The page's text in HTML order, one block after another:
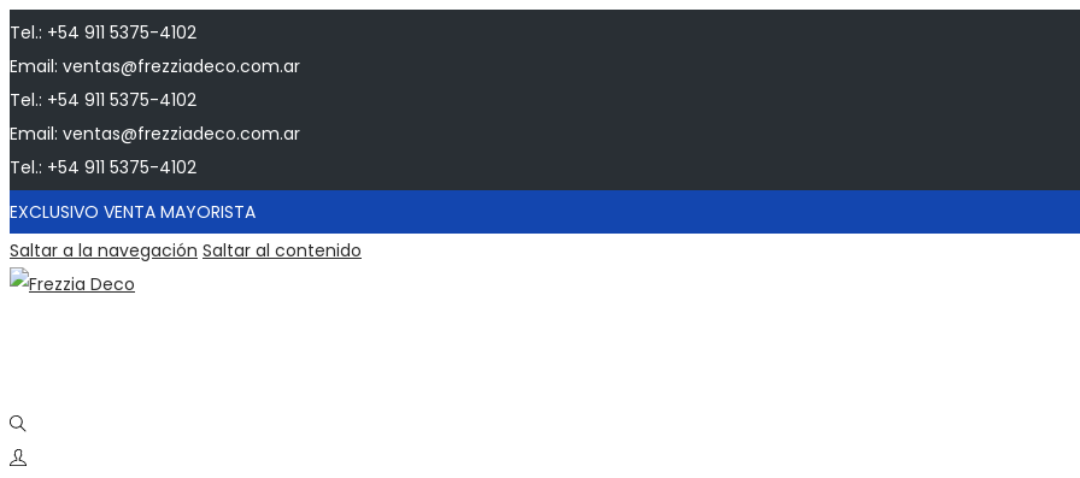
Tel.: +54 911 5375-4102
Email: ventas@frezziadeco.com.ar
Tel.: +54 911 5375-4102
Email: ventas@frezziadeco.com.ar
Tel.: +54 911 5375-4102
EXCLUSIVO VENTA MAYORISTA
Saltar a la navegación Saltar al contenido